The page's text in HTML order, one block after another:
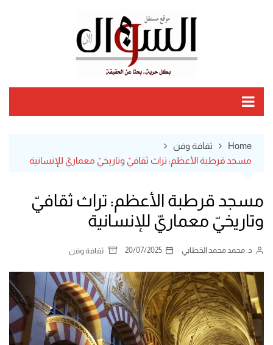
Home
ثقافة وفن
مسجد قرطبة الأعظم: تراث ثقافيّ وتاريخيّ معماريّ للإنسانية
مسجد قرطبة الأعظم: تراث ثقافيّ
وتاريخيّ معماريّ للإنسانية
د. محمد محمد الخطابي 20/07/2025 ثقافة وفن